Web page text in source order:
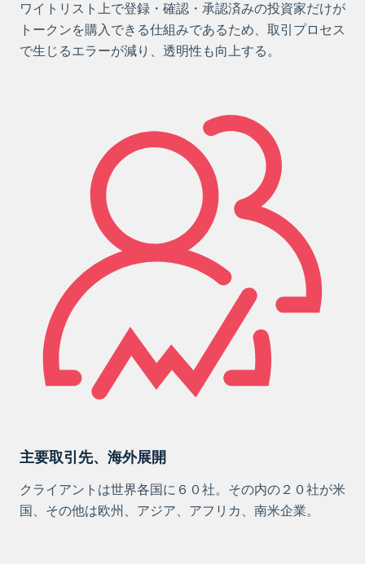
ワイトリスト上で登録・確認・承認済みの投資家だけが
トークンを購入できる仕組みであるため、取引プロセス
で生じるエラーが減り、透明性も向上する。
主要取引先、海外展開
クライアントは世界各国に６０社。その内の２０社が米
国、その他は欧州、アジア、アフリカ、南米企業。